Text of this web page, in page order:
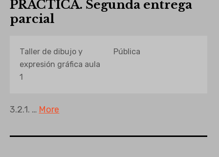
PRACTICA. Segunda entrega
parcial
Taller de dibujo y
expresión gráfica aula
1
Pública
3.2.1. … More